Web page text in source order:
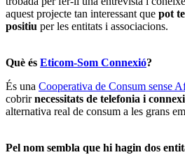
aquest projecte tan interessant que pot
positiu per les entitats i associacions.
Què és Eticom-Som Connexió?
És una Cooperativa de Consum sense
cobrirnecessitats de telefonia i
alternativa real de consum a les grans
Pel nom sembla que hi hagin dos